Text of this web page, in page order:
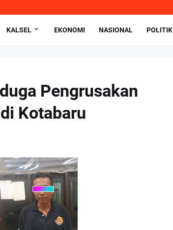
KALSEL EKONOMI NASIONAL POLITIK
Pengrusakan
Kotabaru